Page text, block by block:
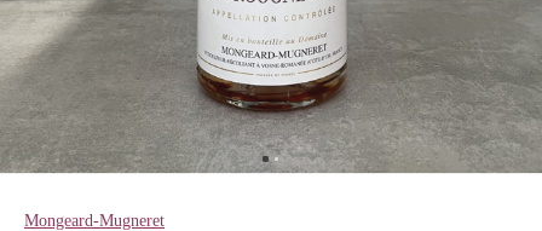
Mongeard-Mugneret